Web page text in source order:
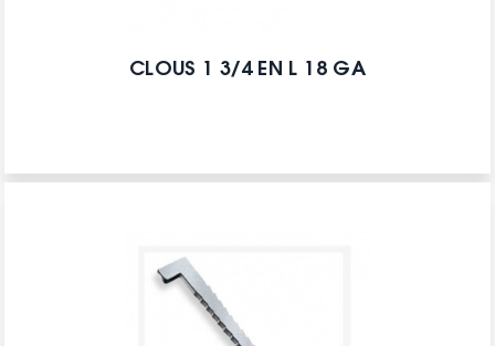
CLOUS 1 3/4 EN L 18 GA